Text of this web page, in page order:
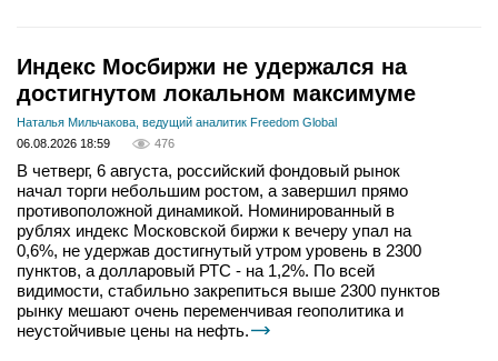
Индекс Мосбиржи не удержался на
достигнутом локальном максимуме
Наталья Мильчакова, ведущий аналитик Freedom Global
06.08.2026 18:59
476
В четверг, 6 августа, российский фондовый рынок
начал торги небольшим ростом, а завершил прямо
противоположной динамикой. Номинированный в
рублях индекс Московской биржи к вечеру упал на
0,6%, не удержав достигнутый утром уровень в 2300
пунктов, а долларовый РТС - на 1,2%. По всей
видимости, стабильно закрепиться выше 2300 пунктов
рынку мешают очень переменчивая геополитика и
неустойчивые цены на нефть.